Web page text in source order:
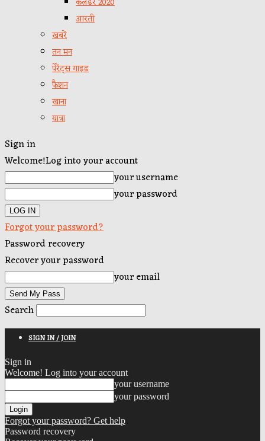
आरती
खबरें
तन मन
पेरेंट्स गाइड
फैशन
खाना
यात्रा
Sign in
Welcome!Log into your account
your username
your password
Forgot your password?
Password recovery
Recover your password
your email
Search
SIGN IN / JOIN
Sign in
Welcome! Log into your account
your username
your password
Forgot your password? Get help
Password recovery